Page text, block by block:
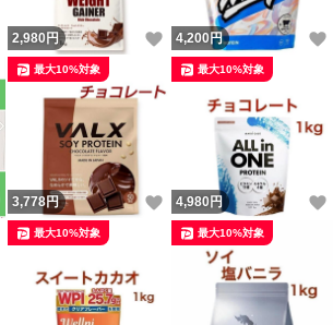
いいね！
2,980 円 いいね！
4,200 円
いいね！
3,778円 いいね！
最大10%対象
4,980 円
最大10%対象
最大10%対象 最大10%対象